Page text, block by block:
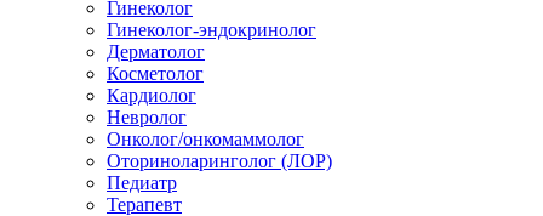
Гинеколог
Гинеколог-эндокринолог
Дерматолог
Косметолог
Кардиолог
Невролог
Онколог/онкомаммолог
Оториноларинголог (ЛОР)
Педиатр
Терапевт